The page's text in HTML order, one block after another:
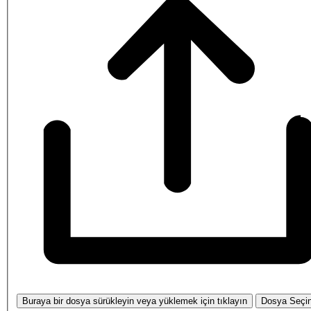
Buraya bir dosya sürükleyin veya yüklemek için tıklayın Dosya